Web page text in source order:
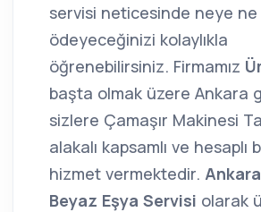
servisi neticesinde neye
ödeyeceğinizi kolaylıkla
öğrenebilirsiniz. Firmamız
başta olmak üzere Ankara
sizlere Çamaşır Makinesi
alakalı kapsamlı ve hesaplı
hizmet vermektedir.
Beyaz Eşya Servisi olarak